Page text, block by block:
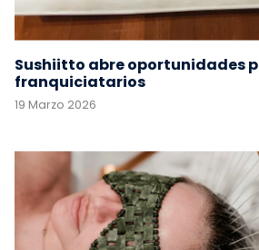
Sushiitto abre oportunidades
franquiciatarios
19 Marzo 2026